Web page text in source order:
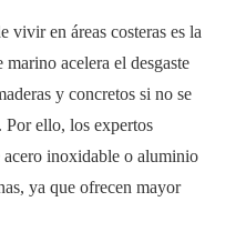
vivir en áreas costeras es la
acelera el desgaste
y concretos si no se
Por ello, los expertos
acero inoxidable o aluminio
ya que ofrecen mayor